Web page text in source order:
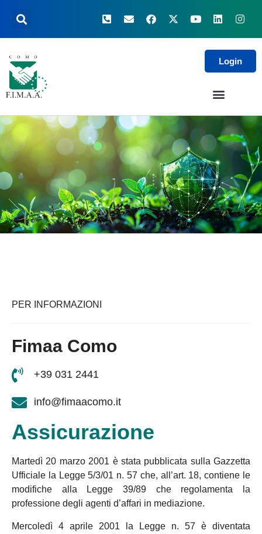
Login
Assicurazione
Martedì 20 marzo 2001 è stata pubblicata sulla Gazzetta
Ufficiale la Legge 5/3/01 n. 57 che, all’art. 18, contiene le
modifiche alla Legge 39/89 che regolamenta la
professione degli agenti d’affari in mediazione.
Mercoledì 4 aprile 2001 la Legge n. 57 è diventata
PER INFORMAZIONI
Fimaa Como
+39 031 2441
info@fimaacomo.it